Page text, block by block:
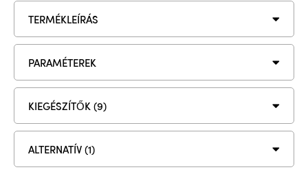
TERMÉKLEÍRÁS
PARAMÉTEREK
KIEGÉSZÍTŐK (9)
ALTERNATÍV (1)